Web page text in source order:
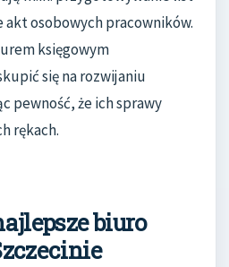
akt osobowych pracowników.
księgowym
się na rozwijaniu
pewność, że ich sprawy
rękach.
biuro